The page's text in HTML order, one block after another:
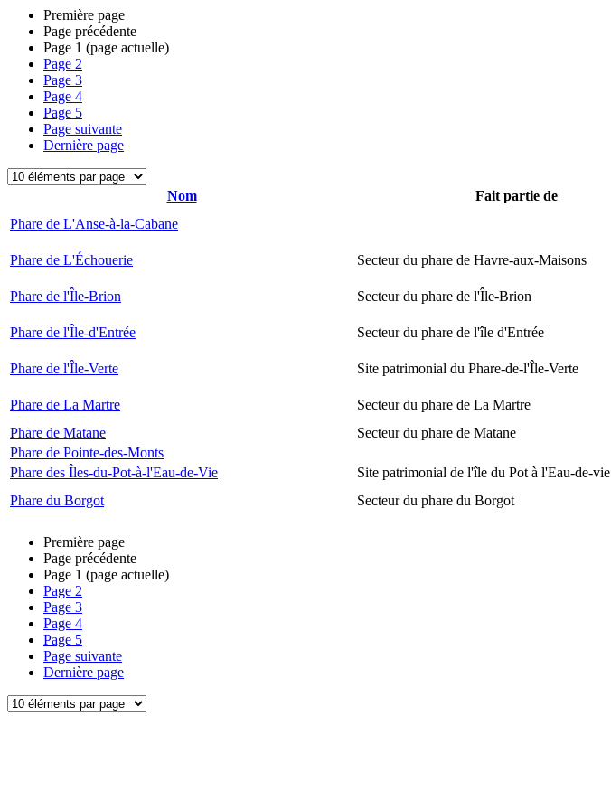
Première page
Page précédente
Page 1 (page actuelle)
Page 2
Page 3
Page 4
Page 5
Page suivante
Dernière page
Nom Fait partie de
Phare de L'Anse-à-la-Cabane
Phare de L'Échouerie Secteur du phare de Havre-aux-Maisons
Phare de l'Île-Brion Secteur du phare de l'Île-Brion
Phare de l'Île-d'Entrée Secteur du phare de l'île d'Entrée
Phare de l'Île-Verte Site patrimonial du Phare-de-l'Île-Verte
Phare de La Martre
Secteur du phare de La Martre
Phare de Matane
Secteur du phare de Matane
Phare de Pointe-des-Monts
Phare des Îles-du-Pot-à-l'Eau-de-Vie
Site patrimonial de l'île du Pot à l'Eau-de-vie
Phare du Borgot
Secteur du phare du Borgot
Première page
Page précédente
Page 1 (page actuelle)
Page 2
Page 3
Page 4
Page 5
Page suivante
Dernière page